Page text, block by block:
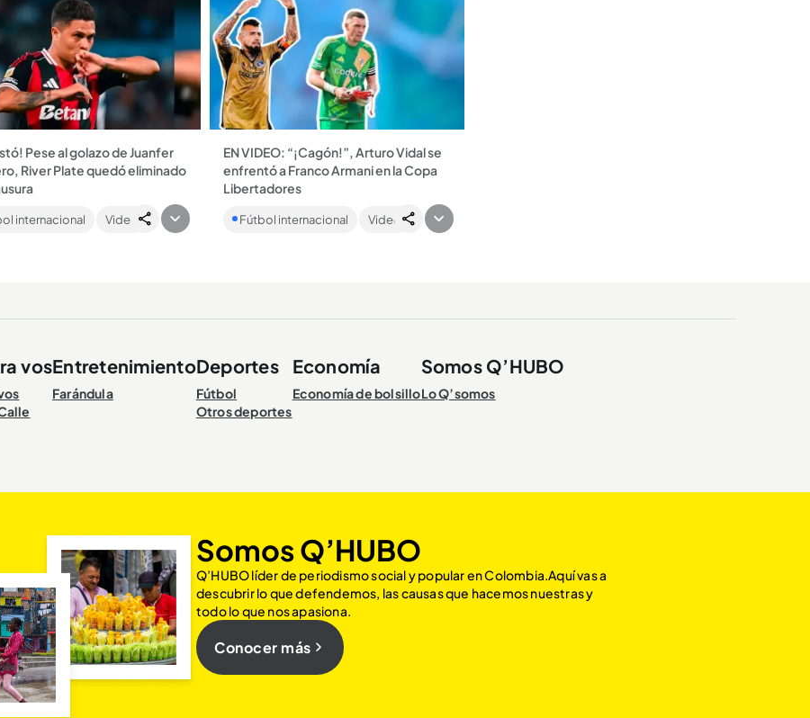
Pese al golazo de Juanfer
River Plate quedó eliminado
fue protagonista en la
ante Racing....
internacional Video
EN VIDEO: “¡Cagón!”, Arturo Vidal se
enfrentó a Franco Armani en la Copa
Libertadores
El chileno, jugador del Colo Colo, tuvo
varios momentos tensos contra el
arquero del River Plate en los cuartos
Fútbol internacional Video
vosEntretenimiento
Farándula
Deportes
Fútbol
Otros deportes
Economía
Economía de bolsillo
Somos Q’HUBO
Lo Q’somos
Somos Q’HUBO
Q’HUBO líder de periodismo social y popular en Colombia.Aquí vas a
descubrir lo que defendemos, las causas que hacemos nuestras y
todo lo que nos apasiona.
Conocer más